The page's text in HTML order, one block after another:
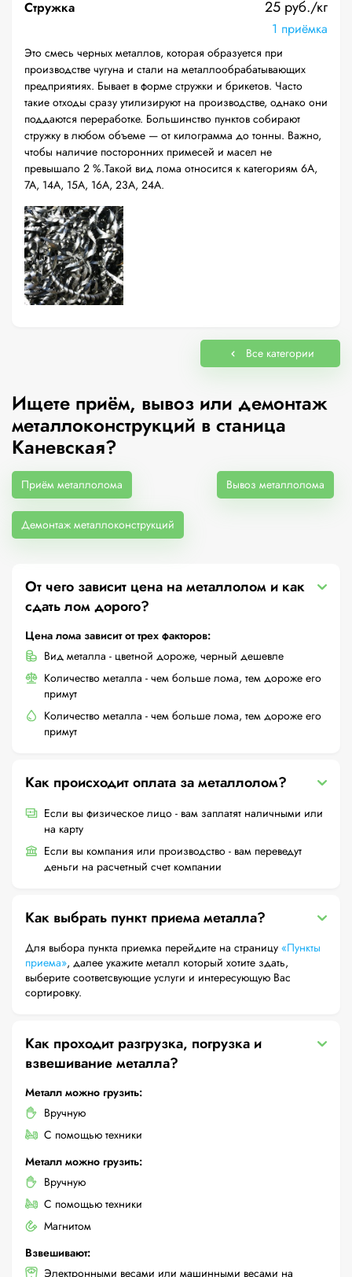
Стружка 25 руб./кг
1 приёмка
Это смесь черных металлов, которая образуется при
производстве чугуна и стали на металлообрабатывающих
предприятиях. Бывает в форме стружки и брикетов. Часто
такие отходы сразу утилизируют на производстве, однако они
поддаются переработке. Большинство пунктов собирают
стружку в любом объеме — от килограмма до тонны. Важно,
чтобы наличие посторонних примесей и масел не
превышало 2 %.Такой вид лома относится к категориям 6А,
7А, 14А, 15А, 16А, 23А, 24А.
Все категории
Ищете приём, вывоз или демонтаж
металлоконструкций в станица
Каневская?
Приём металлолома Вывоз металлолома
Демонтаж металлоконструкций
От чего зависит цена на металлолом и как
сдать лом дорого?
Цена лома зависит от трех факторов:
Вид металла - цветной дороже, черный дешевле
Количество металла - чем больше лома, тем дороже его
примут
Количество металла - чем больше лома, тем дороже его
примут
Как происходит оплата за металлолом?
Если вы физическое лицо - вам заплатят наличными или
на карту
Если вы компания или производство - вам переведут
деньги на расчетный счет компании
Как выбрать пункт приема металла?
Для выбора пункта приемка перейдите на страницу «Пункты
приема», далее укажите металл который хотите здать,
выберите соответсвующие услуги и интересующую Вас
сортировку.
Как проходит разгрузка, погрузка и
взвешивание металла?
Металл можно грузить:
Вручную
С помощью техники
Металл можно грузить:
Вручную
С помощью техники
Магнитом
Взвешивают:
Электронными весами или машинными весами на